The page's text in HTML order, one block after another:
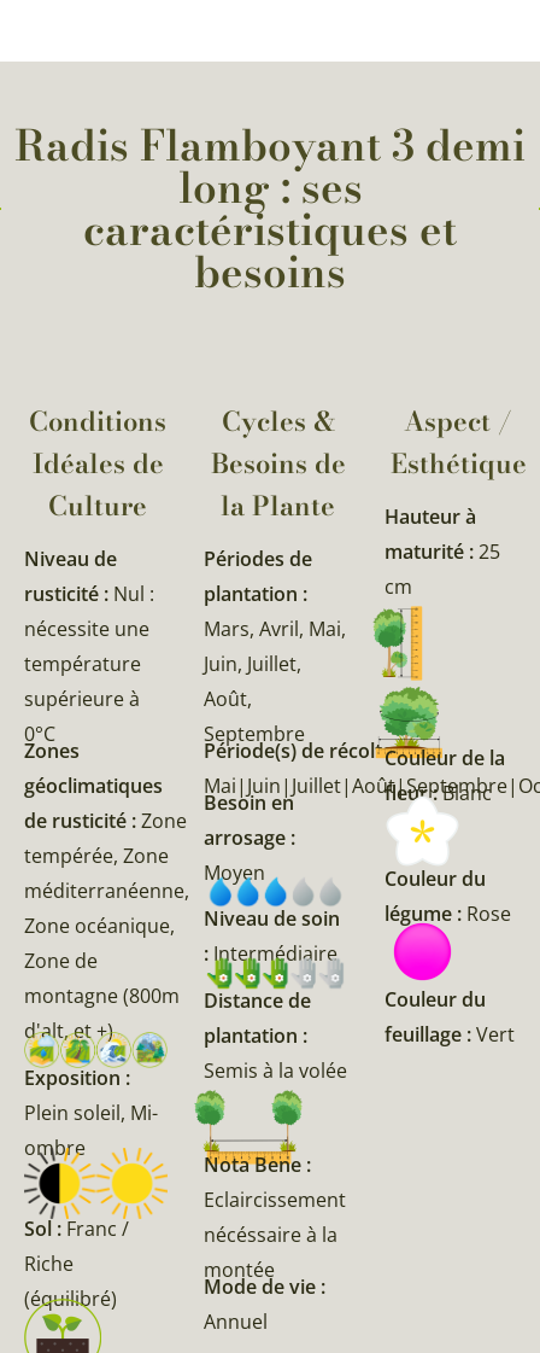
Radis Flamboyant 3 demi
long : ses
caractéristiques et
besoins
Conditions
Idéales de
Culture
Niveau de
rusticité : Nul :
nécessite une
température
supérieure à
0°C
Zones
géoclimatiques
de rusticité :Zone
tempérée, Zone
méditerranéenne,
Zone océanique,
Zone de
montagne (800m
d'alt, et +)
Exposition :
Plein soleil, Mi-
ombre
Sol : Franc /
Riche
(équilibré)
Cycles &
Besoins de
la Plante​
Périodes de
plantation :
Mars, Avril, Mai,
Juin, Juillet,
Août,
Septembre
Période(s) de récolte :
Besoin en
arrosage :
Moyen
Niveau de soin
: Intermédiaire
Distance de
plantation :
Semis à la volée
Nota Bene :
Eclaircissement
nécéssaire à la
montée
Mode de vie :
Annuel
Aspect /
Esthétique
Hauteur à
maturité :25
cm
Couleur de la
fleur :Blanc
Couleur du
légume : Rose
Couleur du
feuillage :Vert